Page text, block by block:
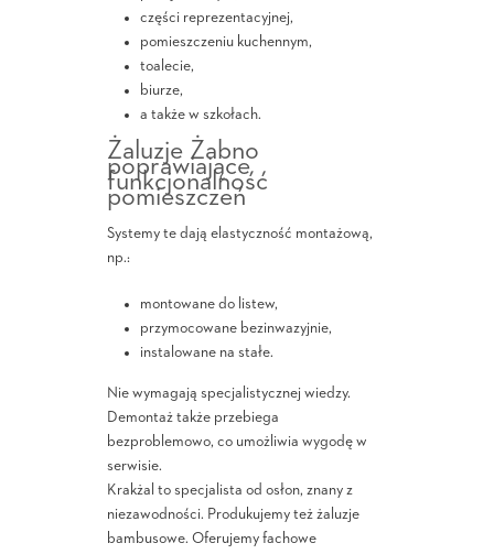
części reprezentacyjnej,
pomieszczeniu kuchennym,
toalecie,
biurze,
a także w szkołach.
Żaluzje Żabno
poprawiające
funkcjonalność
pomieszczeń
Systemy te dają elastyczność montażową,
np.:
montowane do listew,
przymocowane bezinwazyjnie,
instalowane na stałe.
Nie wymagają specjalistycznej wiedzy.
Demontaż także przebiega
bezproblemowo, co umożliwia wygodę w
serwisie.
Krakżal to specjalista od osłon, znany z
niezawodności. Produkujemy też żaluzje
bambusowe. Oferujemy fachowe